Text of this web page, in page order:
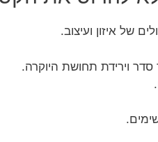
של איזון ועיצוב.
וירידת תחושת היוקרה.